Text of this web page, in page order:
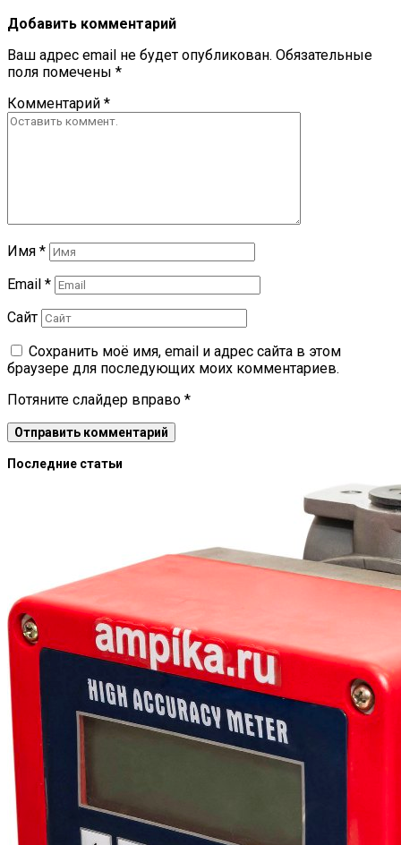
Добавить комментарий
Ваш адрес email не будет опубликован. Обязательные
поля помечены *
Комментарий *
Имя *
Email *
Сайт
Сохранить моё имя, email и адрес сайта в этом
браузере для последующих моих комментариев.
Потяните слайдер вправо *
Последние статьи